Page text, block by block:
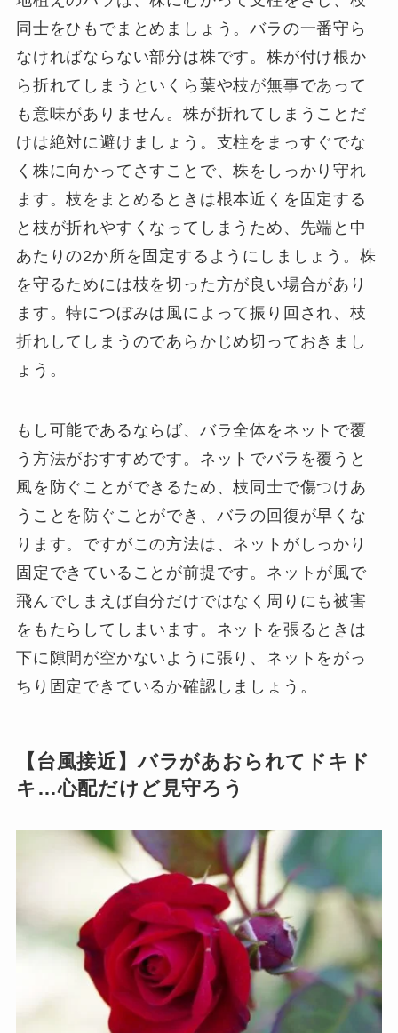
同士をひもでまとめましょう。バラの一番守ら
なければならない部分は株です。株が付け根か
ら折れてしまうといくら葉や枝が無事であって
も意味がありません。株が折れてしまうことだ
けは絶対に避けましょう。支柱をまっすぐでな
く株に向かってさすことで、株をしっかり守れ
ます。枝をまとめるときは根本近くを固定する
と枝が折れやすくなってしまうため、先端と中
あたりの2か所を固定するようにしましょう。株
を守るためには枝を切った方が良い場合があり
ます。特につぼみは風によって振り回され、枝
折れしてしまうのであらかじめ切っておきまし
ょう。
もし可能であるならば、バラ全体をネットで覆
う方法がおすすめです。ネットでバラを覆うと
風を防ぐことができるため、枝同士で傷つけあ
うことを防ぐことができ、バラの回復が早くな
ります。ですがこの方法は、ネットがしっかり
固定できていることが前提です。ネットが風で
飛んでしまえば自分だけではなく周りにも被害
をもたらしてしまいます。ネットを張るときは
下に隙間が空かないように張り、ネットをがっ
ちり固定できているか確認しましょう。
【台風接近】バラがあおられてドキド
キ…心配だけど見守ろう